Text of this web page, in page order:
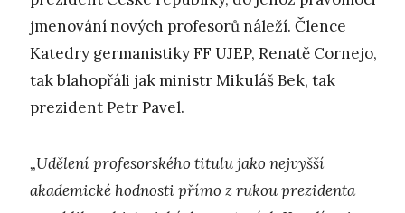
jmenování nových profesorů náleží. Člence
Katedry germanistiky FF UJEP, Renatě Cornejo,
tak blahopřáli jak ministr Mikuláš Bek, tak
prezident Petr Pavel.
„Udělení profesorského titulu jako nejvyšší
akademické hodnosti přímo z rukou prezidenta